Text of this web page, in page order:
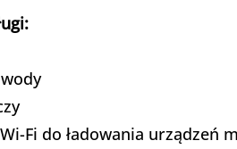
Fi do ładowania urządzeń